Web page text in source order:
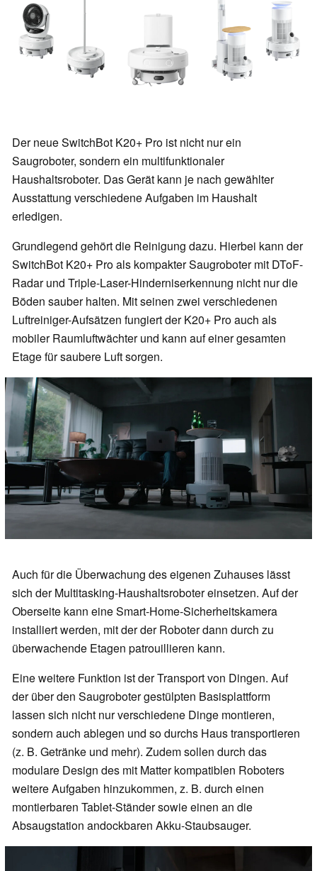
Der neue SwitchBot K20+ Pro ist nicht nur ein
Saugroboter, sondern ein multifunktionaler
Haushaltsroboter. Das Gerät kann je nach gewählter
Ausstattung verschiedene Aufgaben im Haushalt
erledigen.
Grundlegend gehört die Reinigung dazu. Hierbei kann der
SwitchBot K20+ Pro als kompakter Saugroboter mit DToF-
Radar und Triple-Laser-Hinderniserkennung nicht nur die
Böden sauber halten. Mit seinen zwei verschiedenen
Luftreiniger-Aufsätzen fungiert der K20+ Pro auch als
mobiler Raumluftwächter und kann auf einer gesamten
Etage für saubere Luft sorgen.
Auch für die Überwachung des eigenen Zuhauses lässt
sich der Multitasking-Haushaltsroboter einsetzen. Auf der
Oberseite kann eine Smart-Home-Sicherheitskamera
installiert werden, mit der der Roboter dann durch zu
überwachende Etagen patrouillieren kann.
Eine weitere Funktion ist der Transport von Dingen. Auf
der über den Saugroboter gestülpten Basisplattform
lassen sich nicht nur verschiedene Dinge montieren,
sondern auch ablegen und so durchs Haus transportieren
(z. B. Getränke und mehr). Zudem sollen durch das
modulare Design des mit Matter kompatiblen Roboters
weitere Aufgaben hinzukommen, z. B. durch einen
montierbaren Tablet-Ständer sowie einen an die
Absaugstation andockbaren Akku-Staubsauger.